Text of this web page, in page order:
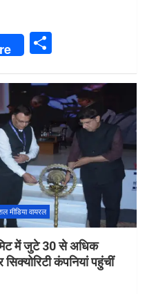
ar
e
मीडिया वायरल
में जुटे 30 से अधिक
कंपनियां पहुंचीं